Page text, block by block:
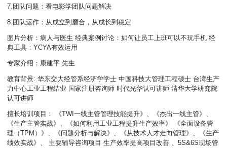
7.团队问题：看电影学团队问题解决
8.团队运作：从成立到磨合，从成长到稳定
图片分析：病人与医生 经典案例讨论：如何让员工上班可以不玩手机 经
典工具：YCYA有效运用
专家介绍：康建平 先生
教育背景: 华东交大经管系经济学学士 中国科技大管理工程硕士 台湾生产
力中心工业工程结业 国家注册咨询师 时代光华认可讲师 清华大学研究院
认可讲师
擅长培训项目： 《TWI一线主管管理技能提升》、《杰出一线主管》、
《生产主管实战》、《如何利用工业工程提升生产效率》 《全面设备管
理（TPM）》、《问题分析与解决》、《从技术人才走向管理》、《生产
绩效实战》、 主要辅导咨询项目 生产效率提高项目改善 、5S&6S现场管